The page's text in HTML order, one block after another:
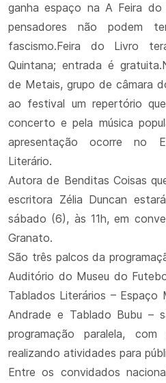
ganha espaço na A Feira
pensadores não podem
fascismo.Feira do Livro
Quintana; entrada é
de Metais, grupo de câmara
ao festival um repertório
concerto e pela música
apresentação ocorre no
Literário.
Autora de Benditas Coisas
escritora Zélia Duncan
sábado (6), às 11h, em
Granato.
São três palcos da
Auditório do Museu do
Tablados Literários –
Andrade e Tablado Bubu –
programação paralela,
realizando atividades para
Entre os convidados